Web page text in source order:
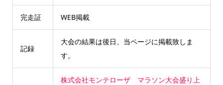
完走証 WEB掲載
記録
大会の結果は後日、当ページに掲載致しま
す。
株式会社モンテローザ
マラソン大会盛り上